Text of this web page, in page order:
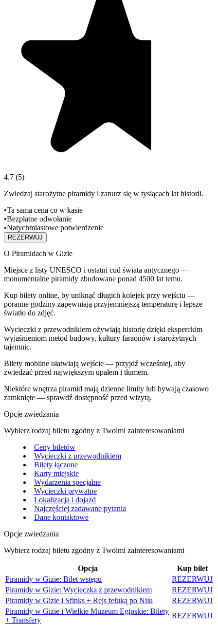
4.7 (5)
Zwiedzaj starożytne piramidy i zanurz się w tysiącach lat historii.
•Ta sama cena co w kasie
•Bezpłatne odwołanie
•Natychmiastowe potwierdzenie
REZERWUJ
O Piramidach w Gizie
Miejsce z listy UNESCO i ostatni cud świata antycznego —
monumentalne piramidy zbudowane ponad 4500 lat temu.
Kup bilety online, by uniknąć długich kolejek przy wejściu —
poranne godziny zapewniają przyjemniejszą temperaturę i lepsze
światło do zdjęć.
Wycieczki z przewodnikiem ożywiają historię dzięki eksperckim
wyjaśnieniom metod budowy, kultury faraonów i starożytnych
tajemnic.
Bilety mobilne ułatwiają wejście — przyjdź wcześniej, aby
zwiedzać przed największym upałem i tłumem.
Niektóre wnętrza piramid mają dzienne limity lub bywają czasowo
zamknięte — sprawdź dostępność przed wizytą.
Opcje zwiedzania
Wybierz rodzaj biletu zgodny z Twoimi zainteresowaniami
Ceny biletów
Wycieczki z przewodnikiem
Bilety łączone
Karty miejskie
Wydarzenia specjalne
Wycieczki prywatne
Lokalizacja i dojazd
Najczęściej zadawane pytania
Dane kontaktowe
Opcje zwiedzania
Wybierz rodzaj biletu zgodny z Twoimi zainteresowaniami
Opcja
Kup bilet
Piramidy w Gizie: Bilet wstępu
REZERWUJ
Piramidy w Gizie: Wycieczka z przewodnikiem
REZERWUJ
Piramidy w Gizie i Sfinks + Rejs feluką po Nilu
REZERWUJ
Piramidy w Gizie i Wielkie Muzeum Egipskie: Bilety
+ Transfery
REZERWUJ